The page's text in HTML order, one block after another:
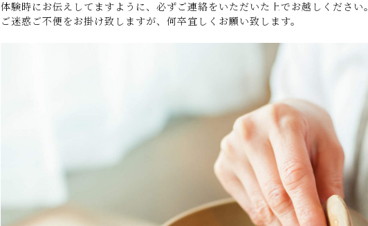
体験時にお伝えしてますように、必ずご連絡をいただいた上でお越しください。
ご迷惑ご不便をお掛け致しますが、何卒宜しくお願い致します。